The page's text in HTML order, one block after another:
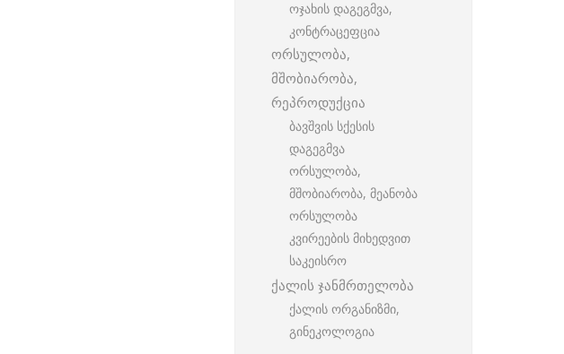
ოჯახის დაგეგმვა,
კონტრაცეფცია
ორსულობა,
მშობიარობა,
რეპროდუქცია
ბავშვის სქესის
დაგეგმვა
ორსულობა,
მშობიარობა, მეანობა
ორსულობა
კვირეების მიხედვით
საკეისრო
ქალის ჯანმრთელობა
ქალის ორგანიზმი,
გინეკოლოგია